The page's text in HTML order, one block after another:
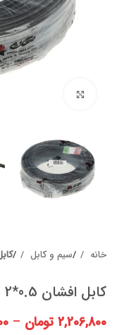
خانه سیم و کابل
کابل افشان 0.5*2 مغان
2,206,800 تومان –